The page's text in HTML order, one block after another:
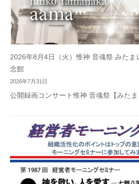
2026年8月4日（火）惟神 音魂祭 みたま
念館
2026年7月31日
公開録画コンサート惟神 音魂祭【みたま